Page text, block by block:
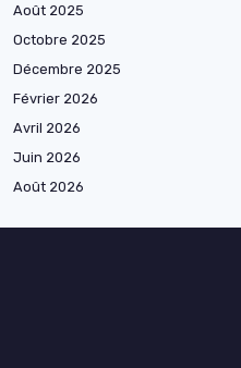
Août 2025
Octobre 2025
Décembre 2025
Février 2026
Avril 2026
Juin 2026
Août 2026